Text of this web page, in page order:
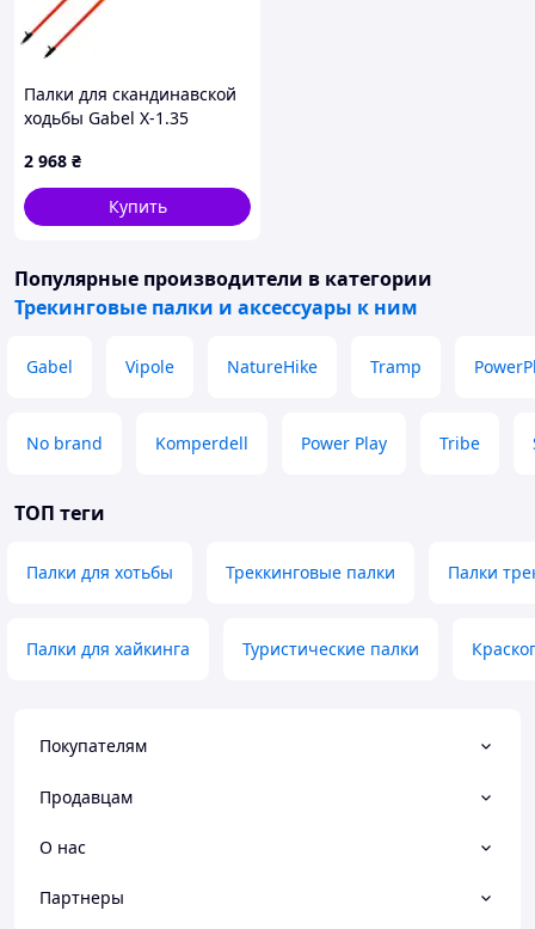
Палки для скандинавской
ходьбы Gabel X-1.35
(7009361141050)
2 968 ₴
Купить
Популярные производители в категории
Трекинговые палки и аксессуары к ним
Gabel Vipole NatureHike Tramp
No brand Komperdell Power Play Tribe
ТОП теги
Палки для хотьбы Треккинговые палки Палки
Палки для хайкинга Туристические палки
Покупателям
Продавцам
О нас
Партнеры